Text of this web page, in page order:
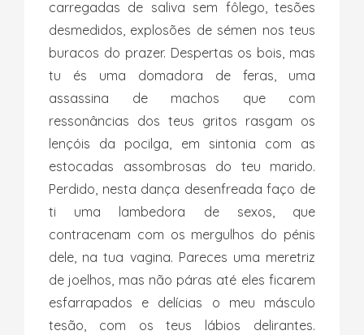
carregadas de saliva sem fôlego, tesões
desmedidos, explosões de sémen nos teus
buracos do prazer. Despertas os bois, mas
tu és uma domadora de feras, uma
assassina de machos que com
ressonâncias dos teus gritos rasgam os
lençóis da pocilga, em sintonia com as
estocadas assombrosas do teu marido.
Perdido, nesta dança desenfreada faço de
ti uma lambedora de sexos, que
contracenam com os mergulhos do pénis
dele, na tua vagina. Pareces uma meretriz
de joelhos, mas não páras até eles ficarem
esfarrapados e delícias o meu másculo
tesão, com os teus lábios delirantes.